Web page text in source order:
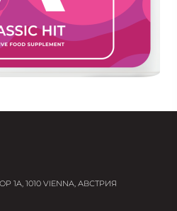
1A, 1010 VIENNA, АВСТРИЯ